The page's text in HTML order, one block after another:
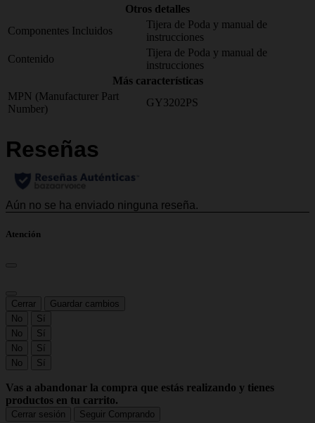
Otros detalles
Componentes Incluidos
Tijera de Poda y manual de
instrucciones
Contenido
Tijera de Poda y manual de
instrucciones
Más características
MPN (Manufacturer Part
Number)
GY3202PS
Atención
Cerrar
Guardar cambios
No
Sí
No
Sí
No
Sí
No
Sí
Vas a abandonar la compra que estás realizando y tienes
productos en tu carrito.
Cerrar sesión Seguir Comprando